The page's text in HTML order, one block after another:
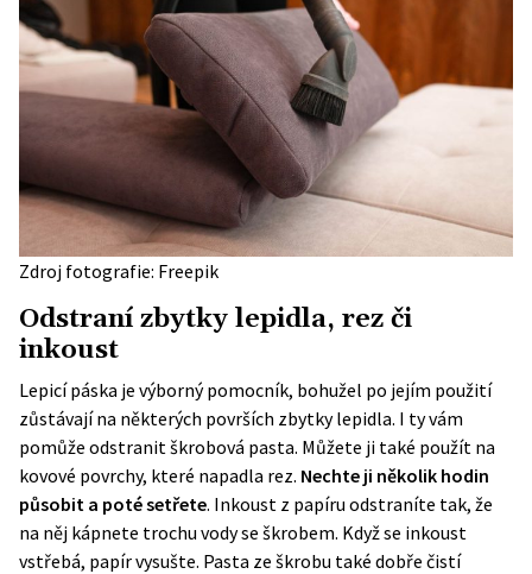
Zdroj fotografie: Freepik
Odstraní zbytky lepidla, rez či
inkoust
Lepicí páska je výborný pomocník, bohužel po jejím použití
zůstávají na některých površích zbytky lepidla. I ty vám
pomůže odstranit škrobová pasta. Můžete ji také použít na
kovové povrchy, které napadla rez. Nechte ji několik hodin
působit a poté setřete. Inkoust z papíru odstraníte tak, že
na něj kápnete trochu vody se škrobem. Když se inkoust
vstřebá, papír vysušte. Pasta ze škrobu také dobře čistí